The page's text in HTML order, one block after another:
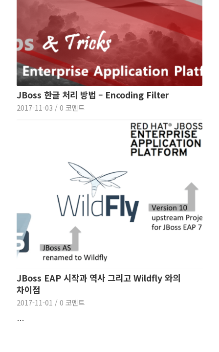
JBoss 한글 처리 방법 – Encoding Filter
2017-11-03 / 0 코멘트
JBoss EAP 시작과 역사 그리고 Wildfly 와의
차이점
2017-11-01 / 0 코멘트
…